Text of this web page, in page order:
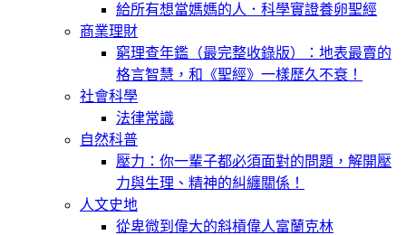
給所有想當媽媽的人．科學實證養卵聖經
商業理財
窮理查年鑑（最完整收錄版）：地表最賣的
格言智慧，和《聖經》一樣歷久不衰！
社會科學
法律常識
自然科普
壓力：你一輩子都必須面對的問題，解開壓
力與生理、精神的糾纏關係！
人文史地
從卑微到偉大的斜槓偉人富蘭克林